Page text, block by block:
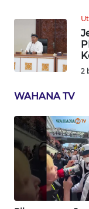
2
WAHANA TV
SULTRA
WN
WN
SULTENG
WN
SULBAR
WN